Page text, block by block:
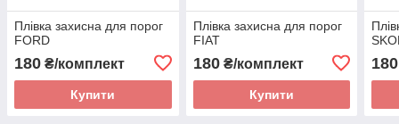
Плівка захисна для порог
FORD
180 ₴/комплект
Купити
Плівка захисна для порог
FIAT
180₴/комплект
Купити
180